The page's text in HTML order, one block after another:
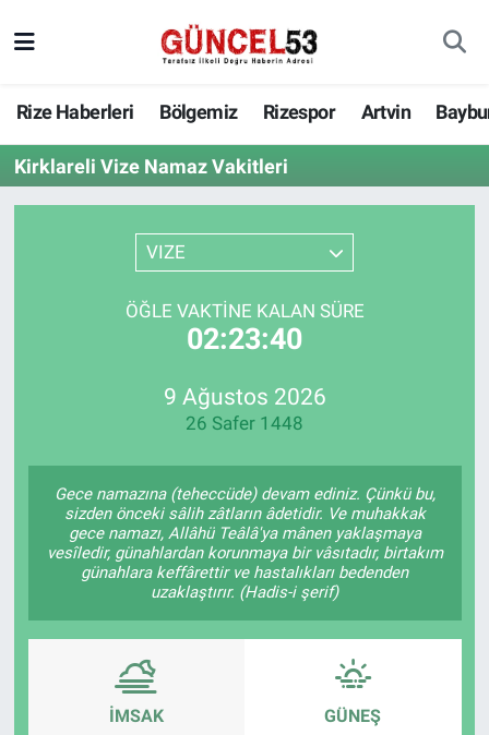
Rize Haberleri Bölgemiz Rizespor Artvin
Kirklareli Vize Namaz Vakitleri
VIZE
ÖĞLE VAKTINE KALAN SÜRE
02:23:40
9 Ağustos 2026
26 Safer 1448
Gece namazına (teheccüde) devam ediniz. Çünkü bu,
sizden önceki sâlih zâtların âdetidir. Ve muhakkak
gece namazı, Allâhü Teâlâ'ya mânen yaklaşmaya
vesîledir, günahlardan korunmaya bir vâsıtadır, birtakım
günahlara keffârettir ve hastalıkları bedenden
uzaklaştırır. (Hadis-i şerif)
İMSAK GÜNEŞ